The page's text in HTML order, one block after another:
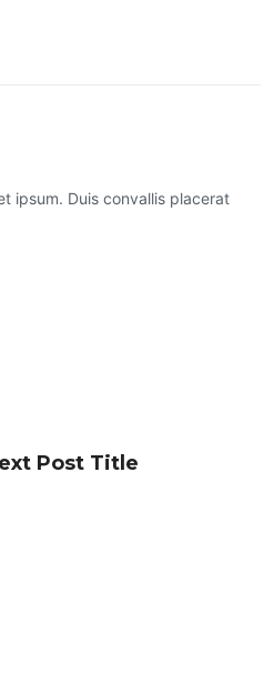
ipsum. Duis convallis placerat
Post Title